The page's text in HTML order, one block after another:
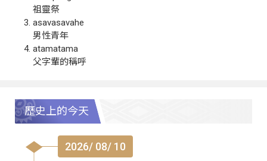
祖靈祭
asavasavahe
男性青年
atamatama
父字輩的稱呼
歷史上的今天
2026/ 08/ 10